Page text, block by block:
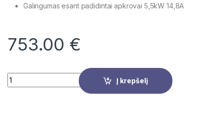
Galingumas esant padidintai apkrovai 5,5kW 14,8A
753.00 €
Quantity
Į krepšelį